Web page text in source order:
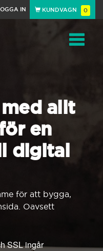
IN KUNDVAGN 0
allt
en
digital
för att bygga,
Oavsett
SSL ingår